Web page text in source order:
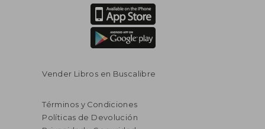
Vender Libros en Buscalibre
Términos y Condiciones
Políticas de Devolución